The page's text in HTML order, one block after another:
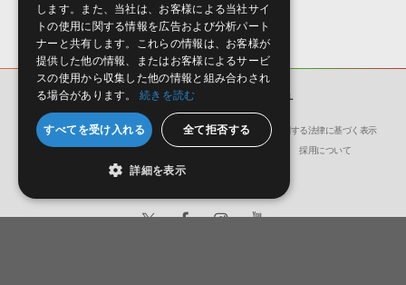
効果音 SERIES1000 GENERAL
会社概要 環境保護（CSR）への取り組み
特定商取引に関する法律に基づく表示
サイト動作環境
利用規約 個人情報の保護について 採用について
します。また、当社は、お客様による当社サイ
トの使用に関する情報を広告および分析パート
ナーと共有します。これらの情報は、お客様が
提供した他の情報、またはお客様によるサービ
スの使用から収集した他の情報と組み合わされ
る場合があります。
続きを読む
すべてを受け入れる 全て拒否する
詳細を表示